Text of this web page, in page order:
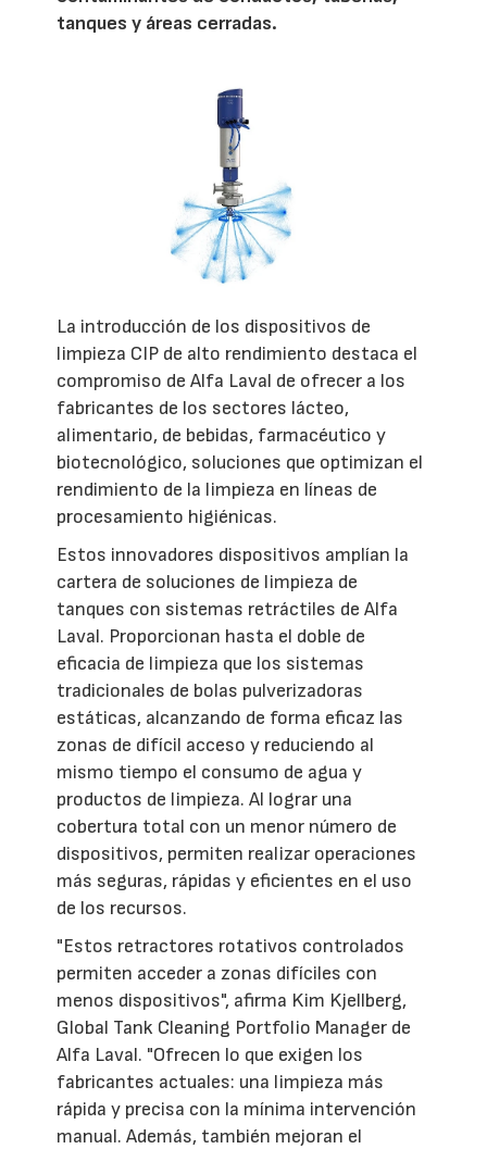
tanques y áreas cerradas.
La introducción de los dispositivos de
limpieza CIP de alto rendimiento destaca el
compromiso de Alfa Laval de ofrecer a los
fabricantes de los sectores lácteo,
alimentario, de bebidas, farmacéutico y
biotecnológico, soluciones que optimizan el
rendimiento de la limpieza en líneas de
procesamiento higiénicas.
Estos innovadores dispositivos amplían la
cartera de soluciones de limpieza de
tanques con sistemas retráctiles de Alfa
Laval. Proporcionan hasta el doble de
eficacia de limpieza que los sistemas
tradicionales de bolas pulverizadoras
estáticas, alcanzando de forma eficaz las
zonas de difícil acceso y reduciendo al
mismo tiempo el consumo de agua y
productos de limpieza. Al lograr una
cobertura total con un menor número de
dispositivos, permiten realizar operaciones
más seguras, rápidas y eficientes en el uso
de los recursos.
"Estos retractores rotativos controlados
permiten acceder a zonas difíciles con
menos dispositivos", afirma Kim Kjellberg,
Global Tank Cleaning Portfolio Manager de
Alfa Laval. "Ofrecen lo que exigen los
fabricantes actuales: una limpieza más
rápida y precisa con la mínima intervención
manual. Además, también mejoran el